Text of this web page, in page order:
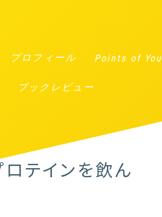
プロフィール Points of You
ブックレビュー
ロテインを飲ん